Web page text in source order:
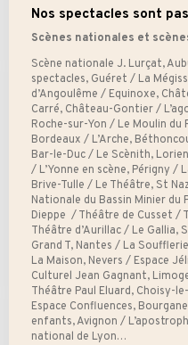
Nos spectacles sont
Scènes nationales et
Scène nationale J. Lurçat,
spectacles, Guéret / La
d’Angoulême / Equinoxe,
Carré, Château-Gontier /
Roche-sur-Yon / Le Moulin
Bordeaux / L’Arche,
Bar-le-Duc / Le Scènith,
/ L’Yonne en scène, Périgny /
Brive-Tulle / Le Théâtre, St
Nationale du Bassin Minier du
Dieppe / Théâtre de Cusset /
Théâtre d’Aurillac / Le Gallia,
Grand T, Nantes / La
La Maison, Nevers / Espace
Culturel Jean Gagnant,
Théâtre Paul Eluard, Choisy-
Espace Confluences,
enfants, Avignon /
national de Lyon…